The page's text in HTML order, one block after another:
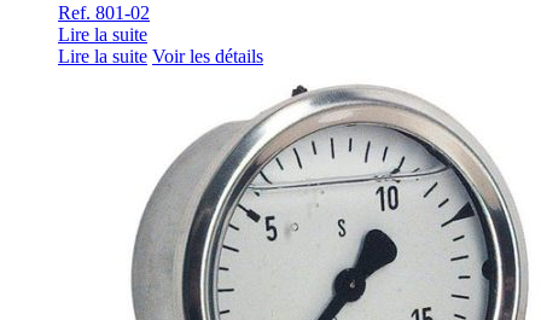
Ref. 801-02
Lire la suite
Lire la suite Voir les détails